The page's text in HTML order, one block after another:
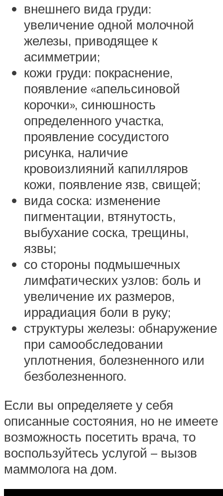
внешнего вида груди:
увеличение одной молочной
железы, приводящее к
асимметрии;
кожи груди: покраснение,
появление «апельсиновой
корочки», синюшность
определенного участка,
проявление сосудистого
рисунка, наличие
кровоизлияний капилляров
кожи, появление язв, свищей;
вида соска: изменение
пигментации, втянутость,
выбухание соска, трещины,
язвы;
со стороны подмышечных
лимфатических узлов: боль и
увеличение их размеров,
иррадиация боли в руку;
структуры железы: обнаружение
при самообследовании
уплотнения, болезненного или
безболезненного.
Если вы определяете у себя
описанные состояния, но не имеете
возможность посетить врача, то
воспользуйтесь услугой – вызов
маммолога на дом.